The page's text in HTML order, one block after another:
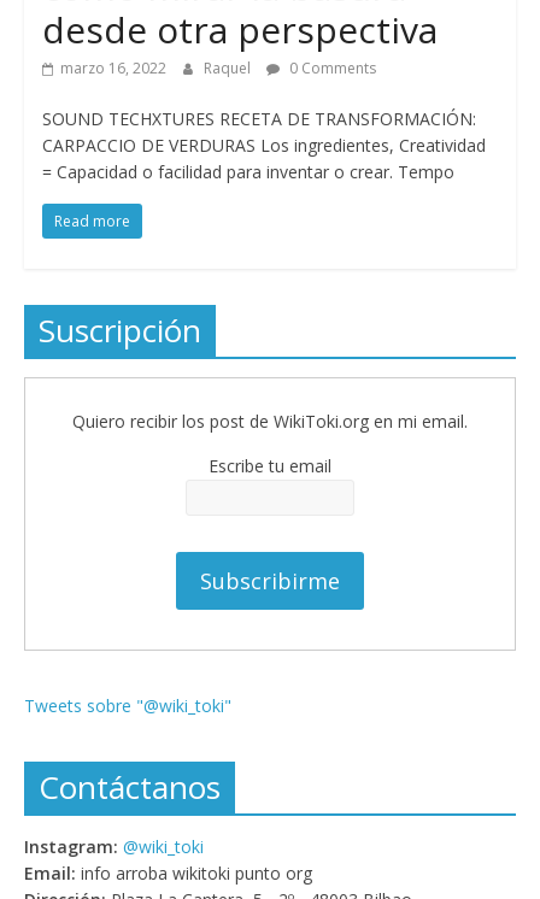
desde otra perspectiva
marzo 16, 2022 Raquel 0 Comments
SOUND TECHXTURES RECETA DE TRANSFORMACIÓN:
CARPACCIO DE VERDURAS Los ingredientes, Creatividad
= Capacidad o facilidad para inventar o crear. Tempo
Read more
Suscripción
Quiero recibir los post de WikiToki.org en mi email.
Escribe tu email
Tweets sobre "@wiki_toki"
Contáctanos
Instagram: @wiki_toki
Email: info arroba wikitoki punto org